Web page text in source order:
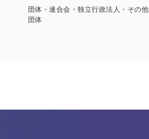
団体・連合会・独立行政法人・その他
団体